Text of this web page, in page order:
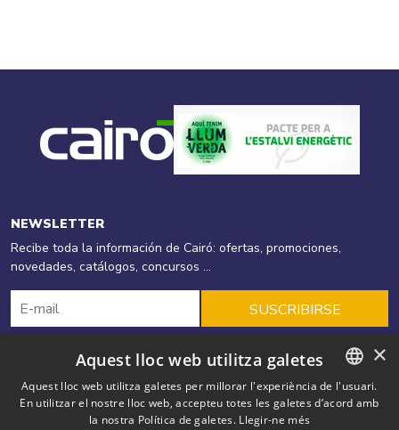
Cairó Productos
Energias Renovables
Eficiencia energética
Ofertas Soluciones Blog
NEWSLETTER
Recibe toda la información de Cairó: ofertas, promociones,
novedades, catálogos, concursos ...
SUSCRIBIRSE
CATALAN
×
Aquest lloc web utilitza galetes
Aquest lloc web utilitza galetes per millorar l'experiència de l'usuari.
En utilitzar el nostre lloc web, accepteu totes les galetes d’acord amb
la nostra Política de galetes. Llegir-ne més